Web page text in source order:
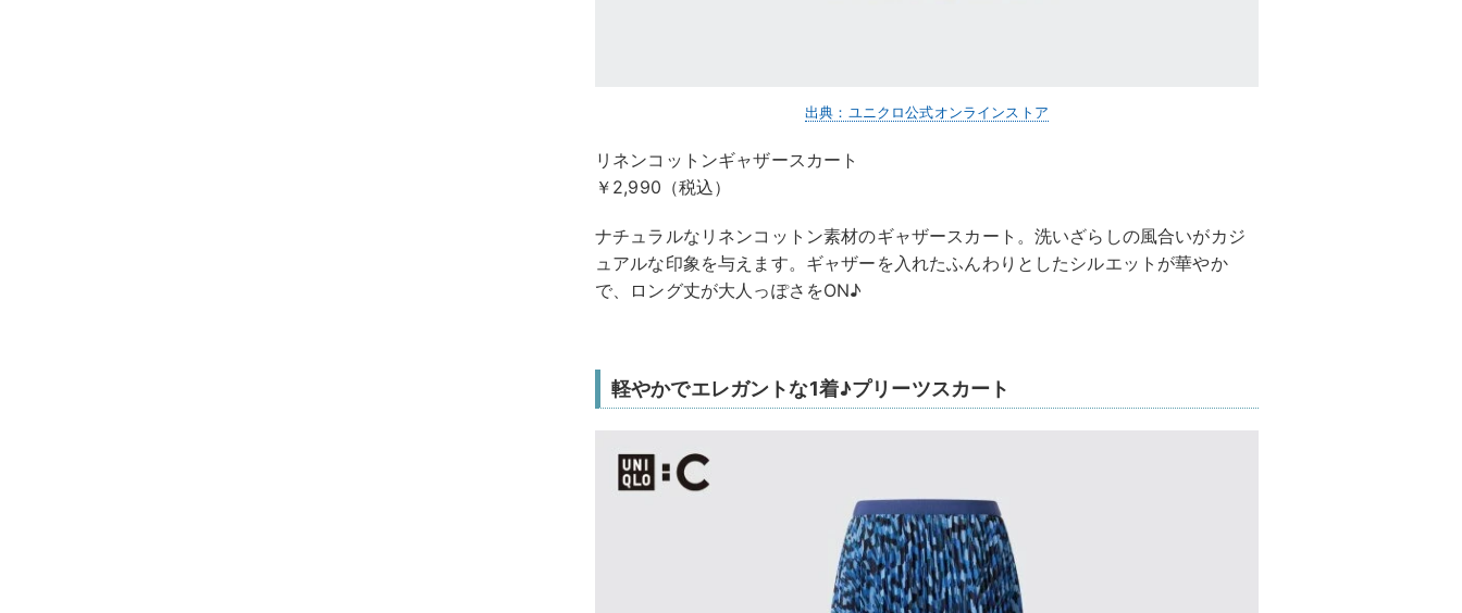
出典：ユニクロ公式オンラインストア
リネンコットンギャザースカート
￥2,990（税込）
ナチュラルなリネンコットン素材のギャザースカート。洗いざらしの風合いがカジ
ュアルな印象を与えます。ギャザーを入れたふんわりとしたシルエットが華やか
で、ロング丈が大人っぽさをON♪
軽やかでエレガントな1着♪プリーツスカート